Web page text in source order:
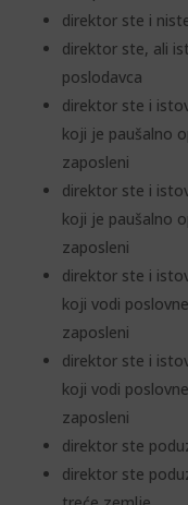
direktor ste i
direktor ste, ali
poslodavca
direktor ste i
koji je paušalno
zaposleni
direktor ste i
koji je paušalno
zaposleni
direktor ste i
koji vodi
zaposleni
direktor ste i
koji vodi
zaposleni
direktor ste
direktor ste